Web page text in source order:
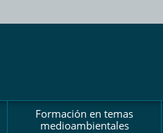
Formación en temas
medioambientales